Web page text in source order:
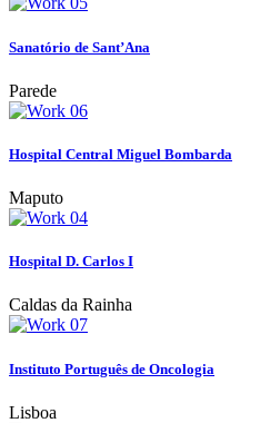
Sanatório de Sant’Ana
Parede
Hospital Central Miguel Bombarda
Maputo
Hospital D. Carlos I
Caldas da Rainha
Instituto Português de Oncologia
Lisboa